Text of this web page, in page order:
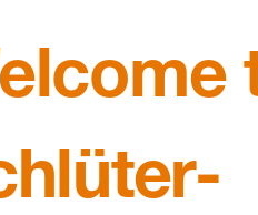
Systems | PDF – 1.70 MB
| PDF – 2.58 MB